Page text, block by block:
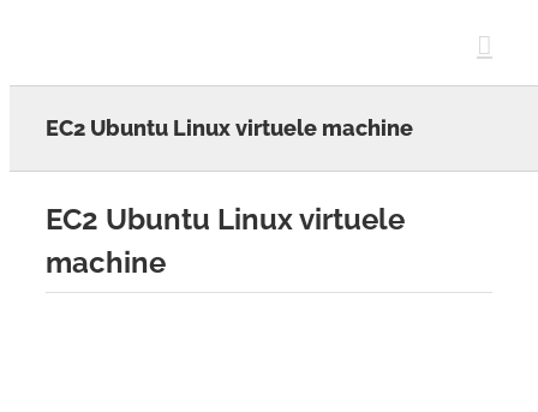
EC2 Ubuntu Linux virtuele machine
EC2 Ubuntu Linux virtuele
machine